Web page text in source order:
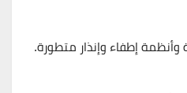
وأنظمة إطفاء وإنذار متطورة.